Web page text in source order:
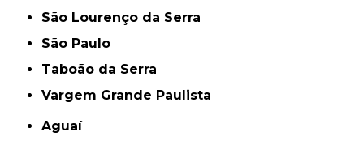
São Lourenço da Serra
São Paulo
Taboão da Serra
Vargem Grande Paulista
Aguaí